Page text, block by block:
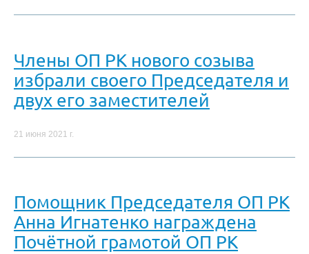
Члены ОП РК нового созыва
избрали своего Председателя и
двух его заместителей
21 июня 2021 г.
Помощник Председателя ОП РК
Анна Игнатенко награждена
Почётной грамотой ОП РК